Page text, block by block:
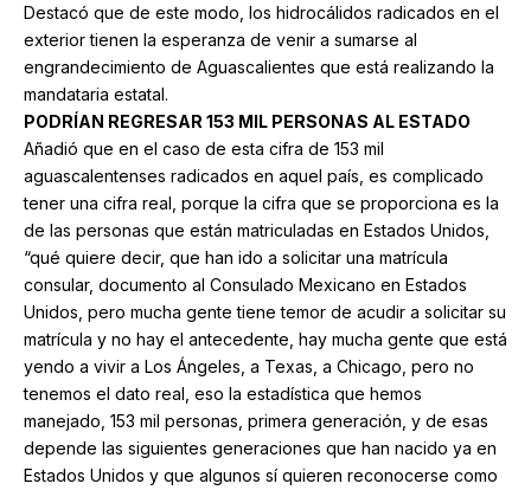
Destacó que de este modo, los hidrocálidos radicados en el
exterior tienen la esperanza de venir a sumarse al
engrandecimiento de Aguascalientes que está realizando la
mandataria estatal.
PODRÍAN REGRESAR 153 MIL PERSONAS AL ESTADO
Añadió que en el caso de esta cifra de 153 mil
aguascalentenses radicados en aquel país, es complicado
tener una cifra real, porque la cifra que se proporciona es la
de las personas que están matriculadas en Estados Unidos,
“qué quiere decir, que han ido a solicitar una matrícula
consular, documento al Consulado Mexicano en Estados
Unidos, pero mucha gente tiene temor de acudir a solicitar su
matrícula y no hay el antecedente, hay mucha gente que está
yendo a vivir a Los Ángeles, a Texas, a Chicago, pero no
tenemos el dato real, eso la estadística que hemos
manejado, 153 mil personas, primera generación, y de esas
depende las siguientes generaciones que han nacido ya en
Estados Unidos y que algunos sí quieren reconocerse como